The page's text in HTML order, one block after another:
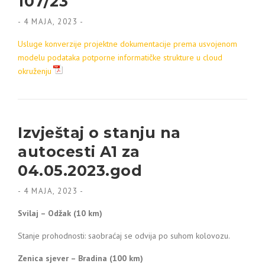
- 4 MAJA, 2023 -
Usluge konverzije projektne dokumentacije prema usvojenom
modelu podataka potporne informatičke strukture u cloud
okruženju
Izvještaj o stanju na
autocesti A1 za
04.05.2023.god
- 4 MAJA, 2023 -
Svilaj – Odžak (10 km)
Stanje prohodnosti: saobraćaj se odvija po suhom kolovozu.
Zenica sjever – Bradina (100 km)